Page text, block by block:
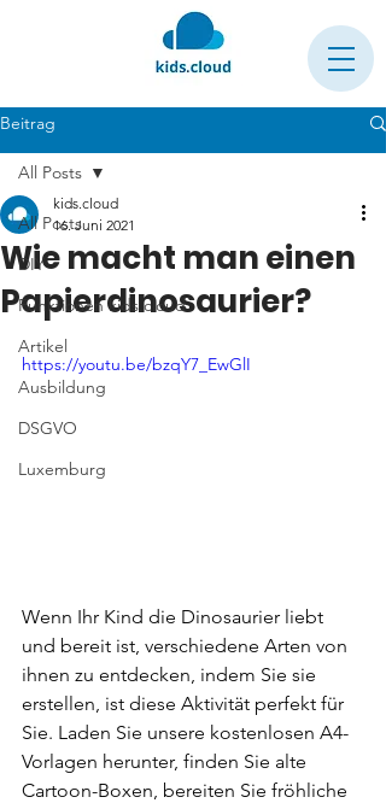
Beitrag
All Posts
DIY
Funktionen kids.cloud
Artikel
Ausbildung
DSGVO
Luxemburg
All Posts
Wie macht man einen
Papierdinosaurier?
kids.cloud
16. Juni 2021
https://youtu.be/bzqY7_EwGlI
Wenn Ihr Kind die Dinosaurier liebt
und bereit ist, verschiedene Arten von
ihnen zu entdecken, indem Sie sie
erstellen, ist diese Aktivität perfekt für
Sie. Laden Sie unsere kostenlosen A4-
Vorlagen herunter, finden Sie alte
Cartoon-Boxen, bereiten Sie fröhliche